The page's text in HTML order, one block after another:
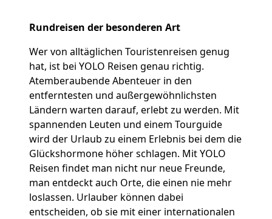
Rundreisen der besonderen Art
Wer von alltäglichen Touristenreisen genug
hat, ist bei YOLO Reisen genau richtig.
Atemberaubende Abenteuer in den
entferntesten und außergewöhnlichsten
Ländern warten darauf, erlebt zu werden. Mit
spannenden Leuten und einem Tourguide
wird der Urlaub zu einem Erlebnis bei dem die
Glückshormone höher schlagen. Mit YOLO
Reisen findet man nicht nur neue Freunde,
man entdeckt auch Orte, die einen nie mehr
loslassen. Urlauber können dabei
entscheiden, ob sie mit einer internationalen